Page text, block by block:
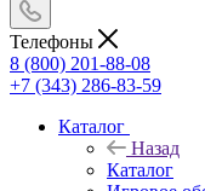
Телефоны
8 (800) 201-88-08
+7 (343) 286-83-59
Каталог
Назад
Каталог